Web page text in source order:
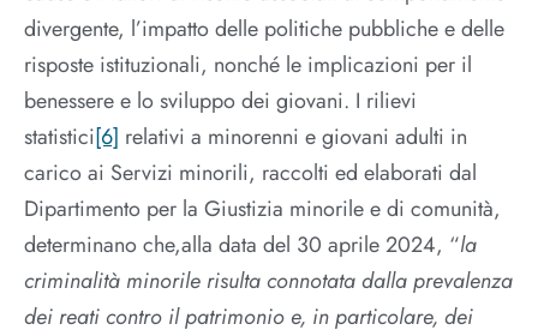
divergente, l’impatto delle politiche pubbliche e delle
risposte istituzionali, nonché le implicazioni per il
benessere e lo sviluppo dei giovani. I rilievi
statistici[6] relativi a minorenni e giovani adulti in
carico ai Servizi minorili, raccolti ed elaborati dal
Dipartimento per la Giustizia minorile e di comunità,
determinano che,alla data del 30 aprile 2024, “la
criminalità minorile risulta connotata dalla prevalenza
dei reati contro il patrimonio e, in particolare, dei